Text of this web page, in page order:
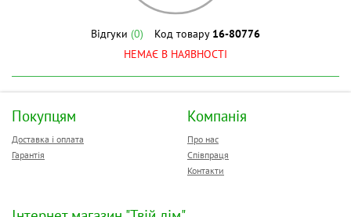
Відгуки (0) Код товару 16-80776
НЕМАЄ В НАЯВНОСТІ
Покупцям
Доставка і оплата
Гарантія
Компанія
Про нас
Співпраця
Контакти